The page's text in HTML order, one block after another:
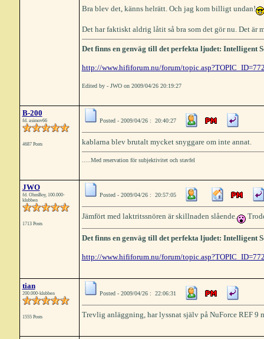
Bra blev det, känns helrätt. Och jag kom billigt undan!
Det har faktiskt aldrig låtit så bra som det gör nu. Det är
Det finns en genväg till det perfekta ljudet: Intelligent
http://www.hififorum.nu/forum/
Edited by - JWO on 2009/04/26 20:19:27
B-200
fd. asimov66
4687 Posts
Posted - 2009/04/26 : 20:40:27
kablarna blev brutalt mycket snyggare om inte annat.
.....Med reservation för subjektivitet och stavfel
JWO
fd. OhmBoy, 100.000-
klubben
1713 Posts
Posted - 2009/04/26 : 20:57:05
Jämfört med laktritssnören är skillnaden slående.
Det finns en genväg till det perfekta ljudet: Intelligent
http://www.hififorum.nu/forum/
tian
200.000-klubben
1555 Posts
Posted - 2009/04/26 : 22:06:31
Trevlig anläggning, har lyssnat själv på NuForce REF 9